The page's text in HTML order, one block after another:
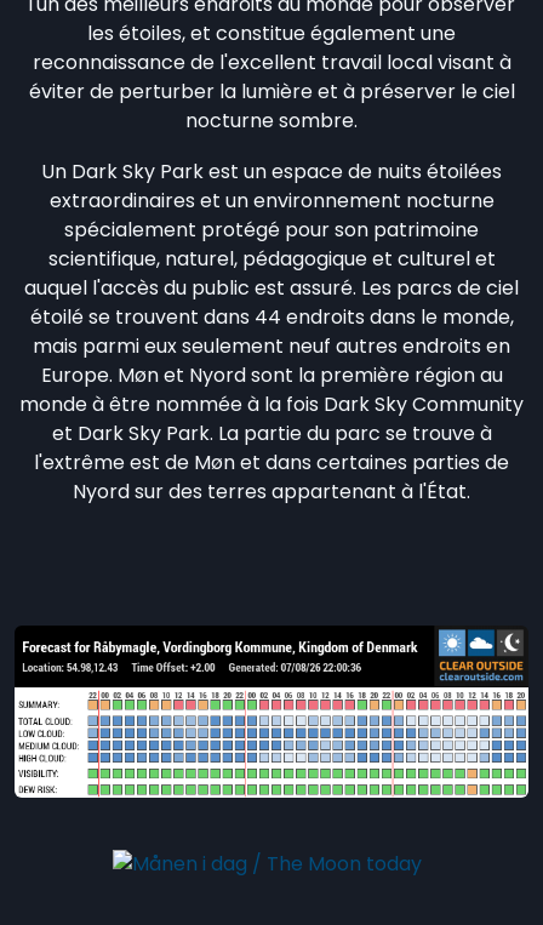
les étoiles, et constitue également une
reconnaissance de l'excellent travail local visant à
éviter de perturber la lumière et à préserver le ciel
nocturne sombre.
Un Dark Sky Park est un espace de nuits étoilées
extraordinaires et un environnement nocturne
spécialement protégé pour son patrimoine
scientifique, naturel, pédagogique et culturel et
auquel l'accès du public est assuré. Les parcs de ciel
étoilé se trouvent dans 44 endroits dans le monde,
mais parmi eux seulement neuf autres endroits en
Europe. Møn et Nyord sont la première région au
monde à être nommée à la fois Dark Sky Community
et Dark Sky Park. La partie du parc se trouve à
l'extrême est de Møn et dans certaines parties de
Nyord sur des terres appartenant à l'État.